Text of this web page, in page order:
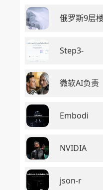
俄罗斯9层楼
Step3-
微软AI负责
Embodi
NVIDIA
json-r